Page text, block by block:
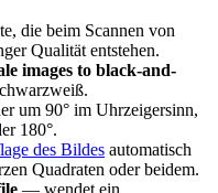
die beim Scannen von
Qualität entstehen.
images to black-and-
um 90° im Uhrzeigersinn,
180°.
des Bildes automatisch
Quadraten oder beidem.